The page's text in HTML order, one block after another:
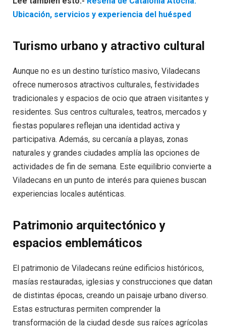
Ubicación, servicios y experiencia del huésped
Turismo urbano y atractivo cultural
Aunque no es un destino turístico masivo, Viladecans
ofrece numerosos atractivos culturales, festividades
tradicionales y espacios de ocio que atraen visitantes y
residentes. Sus centros culturales, teatros, mercados y
fiestas populares reflejan una identidad activa y
participativa. Además, su cercanía a playas, zonas
naturales y grandes ciudades amplía las opciones de
actividades de fin de semana. Este equilibrio convierte a
Viladecans en un punto de interés para quienes buscan
experiencias locales auténticas.
Patrimonio arquitectónico y
espacios emblemáticos
El patrimonio de Viladecans reúne edificios históricos,
masías restauradas, iglesias y construcciones que datan
de distintas épocas, creando un paisaje urbano diverso.
Estas estructuras permiten comprender la
transformación de la ciudad desde sus raíces agrícolas